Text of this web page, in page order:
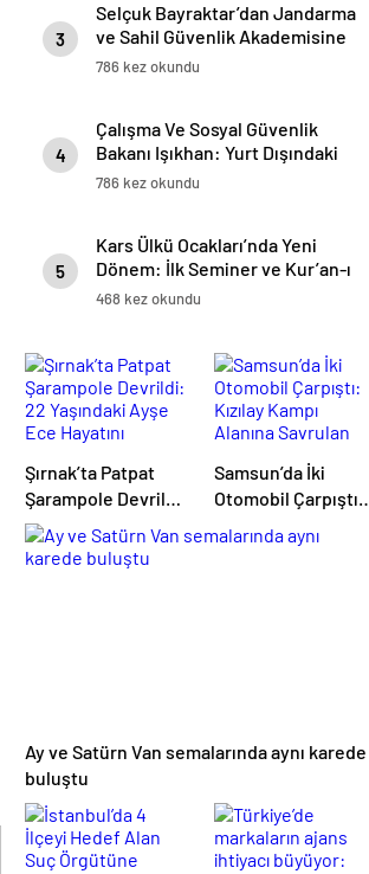
3
Selçuk Bayraktar’dan Jandarma
ve Sahil Güvenlik Akademisine
Anlamlı AKINCI Hediyesi
786 kez okundu
4
Çalışma Ve Sosyal Güvenlik
Bakanı Işıkhan: Yurt Dışındaki
Vatandaşlarımızın Başvuruları
786 kez okundu
5
Kars Ülkü Ocakları’nda Yeni
Dönem: İlk Seminer ve Kur’an-ı
Kerim Tilaveti
468 kez okundu
Şırnak’ta Patpat
Şarampole Devrildi:
22 Yaşındaki Ayşe
Ece Hayatını
Kaybetti, 3 Yaralı
Samsun’da İki
Otomobil Çarpıştı:
Kızılay Kampı
Alanına Savrulan
Ay ve Satürn Van semalarında aynı karede
buluştu